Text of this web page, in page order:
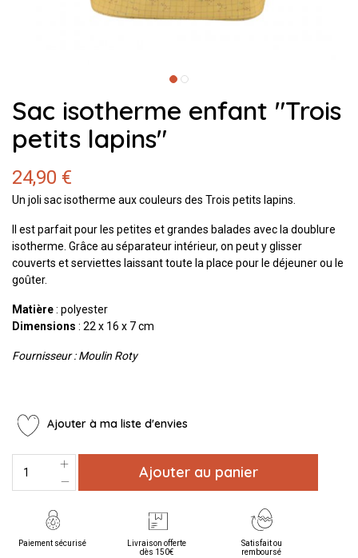
Sac isotherme enfant "Trois
petits lapins"
24,90 €
Un joli sac isotherme aux couleurs des Trois petits lapins.
Il est parfait pour les petites et grandes balades avec la doublure
isotherme. Grâce au séparateur intérieur, on peut y glisser
couverts et serviettes laissant toute la place pour le déjeuner ou le
goûter.
Matière: polyester
Dimensions : 22 x 16 x 7 cm
Fournisseur : Moulin Roty
Ajouter à ma liste d'envies
Ajouter au panier
Paiement sécurisé
Livraison offerte
dès 150€
Satisfait ou
remboursé